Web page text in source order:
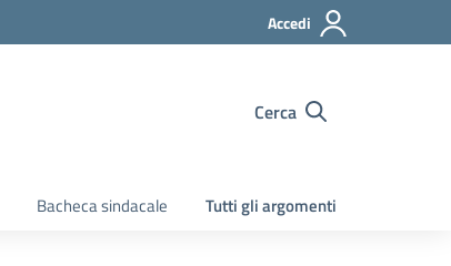
Accedi
Cerca
Bacheca sindacale Tutti gli argomenti